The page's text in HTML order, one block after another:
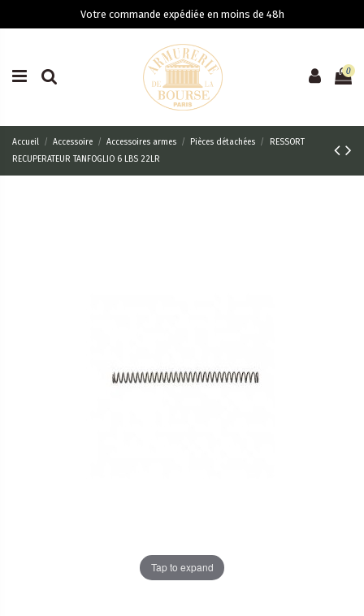
Votre commande expédiée en moins de 48h
0
Accueil Accessoire Accessoires armes Pièces détachées
RESSORT
RECUPERATEUR TANFOGLIO 6 LBS 22LR
Tap to expand